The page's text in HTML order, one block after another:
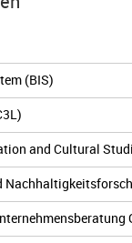
(BIS)
and Cultural